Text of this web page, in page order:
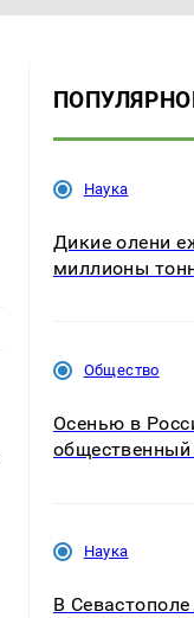
Наука
Дикие олени
миллионы
Общество
Осенью в
общественный
Наука
В